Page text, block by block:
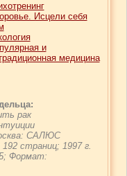
Исцели себя
и
медицина
рак
САЛЮС
страниц; 1997 г.
Формат: